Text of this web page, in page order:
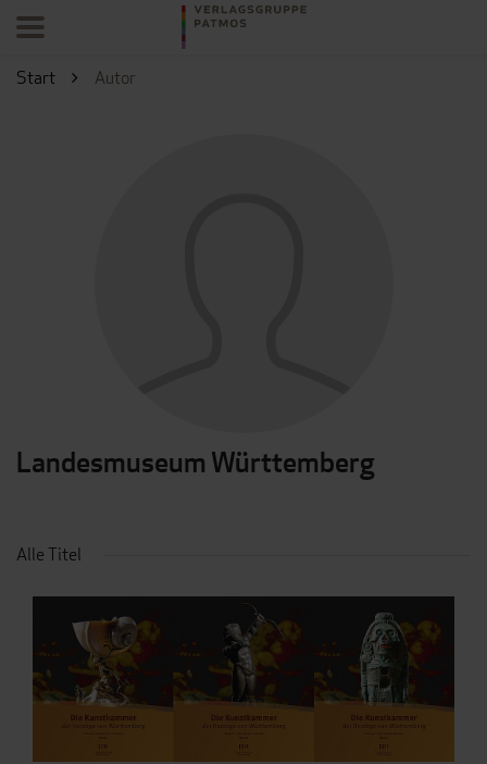
Start Autor
Landesmuseum Württemberg
Alle Titel